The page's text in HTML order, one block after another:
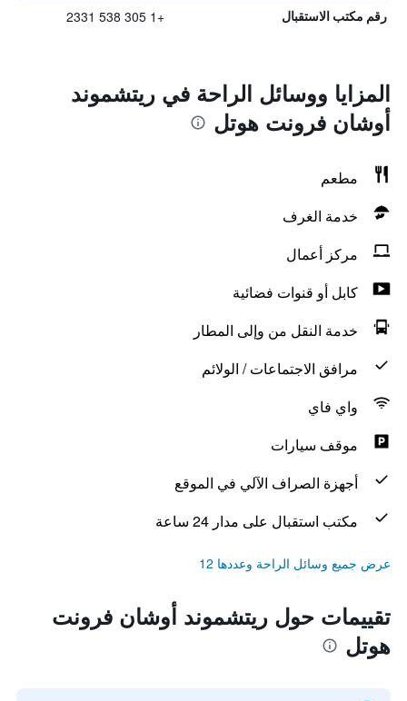
رقم مكتب الاستقبال +1 305 538 2331
المزايا ووسائل الراحة في ريتشموند
أوشان فرونت هوتل
مطعم
خدمة الغرف
مركز أعمال
كابل أو قنوات فضائية
خدمة النقل من وإلى المطار
مرافق الاجتماعات / الولائم
واي فاي
موقف سيارات
أجهزة الصراف الآلي في الموقع
مكتب استقبال على مدار 24 ساعة
عرض جميع وسائل الراحة وعددها 12
تقييمات حول ريتشموند أوشان فرونت
هوتل